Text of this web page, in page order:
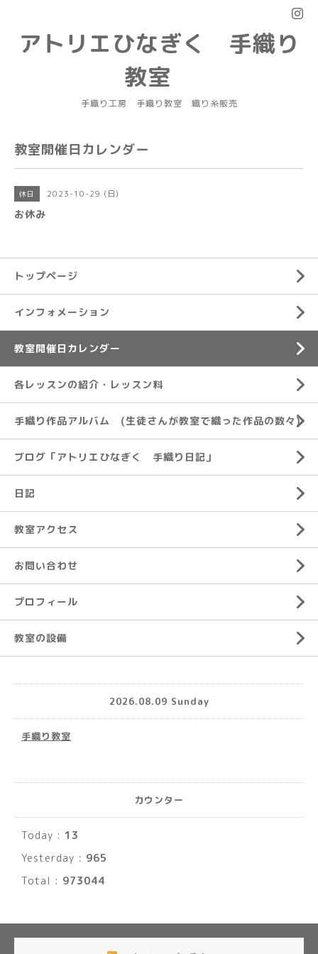
アトリエひなぎく 手織り
教室
手織り工房 手織り教室 織り糸販売
教室開催日カレンダー
休日 2023-10-29 (日)
お休み
トップページ
インフォメーション
教室開催日カレンダー
各レッスンの紹介・レッスン料
手織り作品アルバム (生徒さんが教室で織った作品の数々)
ブログ「アトリエひなぎく 手織り日記」
日記
教室アクセス
お問い合わせ
プロフィール
教室の設備
2026.08.09 Sunday
手織り教室
カウンター
Today : 13
Yesterday : 965
Total : 973044